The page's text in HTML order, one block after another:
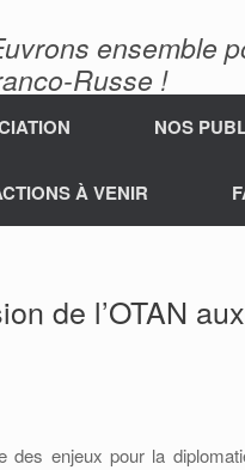
ensemble
Russe !
NOS
À VENIR
de l’OTAN aux
des enjeux pour la